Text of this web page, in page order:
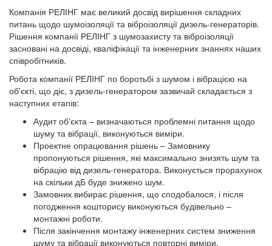
Компанія РЕЛІНГ має великий досвід вирішення складних
питань щодо шумоізоляції та віброізоляції дизель-генераторів.
Рішення компанії РЕЛІНГ з шумозахисту та віброізоляції
засновані на досвіді, кваліфікації та інженерних знаннях наших
співробітників.
Робота компанії РЕЛІНГ по боротьбі з шумом і вібрацією на
об'єкті, що діє, з дизель-генератором зазвичай складається з
наступних етапів:
Аудит об'єкта – визначаються проблемні питання щодо
шуму та вібрації, виконуються виміри.
Проектне опрацювання рішень – Замовнику
пропонуються рішення, які максимально знизять шум та
вібрацію від дизель-генератора. Виконується прорахунок
на скільки дБ буде знижено шум.
Замовник вибирає рішення, що сподобалося, і після
погодження кошторису виконуються будівельно –
монтажні роботи.
Після закінчення монтажу інженерних систем зниження
шуму та вібрації виконуються повторні виміри.